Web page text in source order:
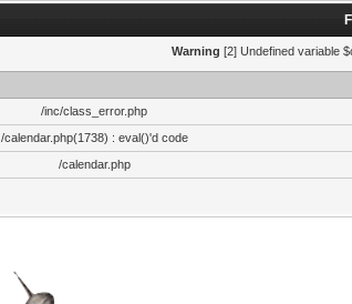
Warning [2] Undefined variable
/inc/class_error.php
/calendar.php(1738) : eval()'d code
/calendar.php